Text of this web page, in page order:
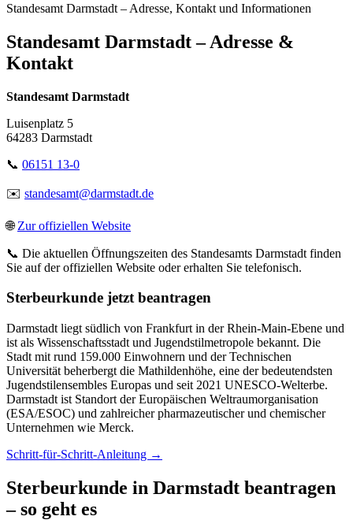
Standesamt Darmstadt – Adresse, Kontakt und Informationen
Standesamt Darmstadt – Adresse &
Kontakt
Standesamt Darmstadt
Luisenplatz 5
64283 Darmstadt
📞 06151 13-0
✉️ standesamt@darmstadt.de
🌐Zur offiziellen Website
📞 Die aktuellen Öffnungszeiten des Standesamts Darmstadt finden
Sie auf der offiziellen Website oder erhalten Sie telefonisch.
Sterbeurkunde jetzt beantragen
Darmstadt liegt südlich von Frankfurt in der Rhein-Main-Ebene und
ist als Wissenschaftsstadt und Jugendstilmetropole bekannt. Die
Stadt mit rund 159.000 Einwohnern und der Technischen
Universität beherbergt die Mathildenhöhe, eine der bedeutendsten
Jugendstilensembles Europas und seit 2021 UNESCO-Welterbe.
Darmstadt ist Standort der Europäischen Weltraumorganisation
(ESA/ESOC) und zahlreicher pharmazeutischer und chemischer
Unternehmen wie Merck.
Schritt-für-Schritt-Anleitung →
Sterbeurkunde in Darmstadt beantragen
– so geht es